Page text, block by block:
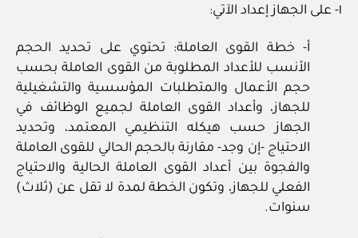
١- على الجهاز إعداد الآتي:
أ- خطة القوى العاملة: تحتوي على تحديد الحجم
الأنسب للأعداد المطلوبة من القوى العاملة بحسب
حجم الأعمال والمتطلبات المؤسسية والتشغيلية
للجهاز، وأعداد القوى العاملة لجميع الوظائف في
الجهاز حسب هيكله التنظيمي المعتمد، وتحديد
الاحتياج -إن وجد- مقارنة بالحجم الحالي للقوى العاملة
والفجوة بين أعداد القوى العاملة الحالية والاحتياج
الفعلي للجهاز، وتكون الخطة لمدة لا تقل عن (ثلاث)
سنوات.